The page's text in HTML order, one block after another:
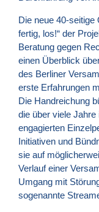
Die neue 40-seitige
fertig, los!“ der
Beratung gegen
einen Überblick
des Berliner
erste Erfahrungen
Die Handreichung
die über viele
engagierten
Initiativen und
sie auf
Verlauf einer
Umgang mit
sogenannte